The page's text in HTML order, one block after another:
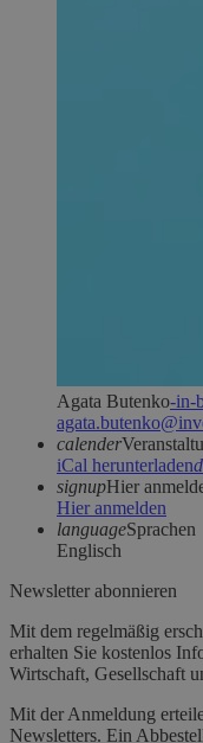
Agata Butenko
calender
iCal herunterladen
signupHier
Hier anmelden
languageSprachen
Englisch
Newsletter abonnieren
Mit dem regelmäßig
erhalten Sie kostenlos
Wirtschaft, Gesellschaft
Mit der Anmeldung
Newsletters. Ein